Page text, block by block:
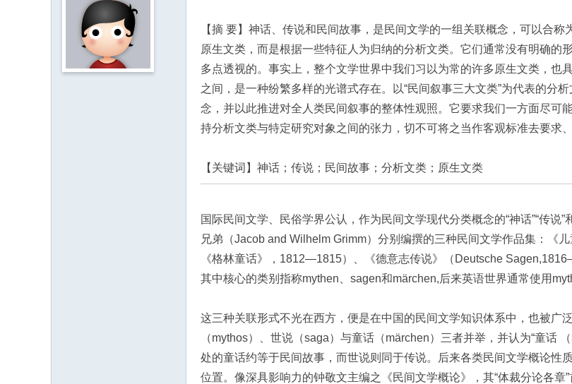
【摘 要】神话、传说和民间故事，是民间文学的一组关联概念，可以合
原生文类，而是根据一些特征人为归纳的分析文类。它们通常没有明确的
多点透视的。事实上，整个文学世界中我们习以为常的许多原生文类，
之间，是一种纷繁多样的光谱式存在。以“民间叙事三大文类”为代表的分
念，并以此推进对全人类民间叙事的整体性观照。它要求我们一方面尽可
持分析文类与特定研究对象之间的张力，切不可将之当作客观标准去要求
【关键词】神话；传说；民间故事；分析文类；原生文类
国际民间文学、民俗学界公认，作为民间文学现代分类概念的“神话”“传说
兄弟（Jacob and Wilhelm Grimm）分别编撰的三种民间文学作品集：《
《格林童话》，1812—1815）、《德意志传说》（Deutsche
其中核心的类别指称mythen、sagen和märchen,后来英语世界通常使用
这三种关联形式不光在西方，便是在中国的民间文学知识体系中，也被广
（mythos）、世说（saga）与童话（märchen）三者并举，并认为“童话
处的童话约等于民间故事，而世说则同于传说。后来各类民间文学概论性
位置。像深具影响力的钟敬文主编之《民间文学概论》，其“体裁分论各章